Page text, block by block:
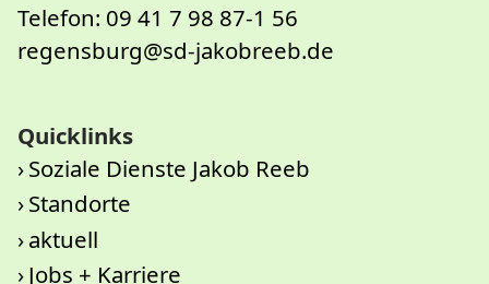
Telefon: 09 41 7 98 87-1 56
regensburg@sd-jakobreeb.de
Quicklinks
Soziale Dienste Jakob Reeb
Standorte
aktuell
Jobs + Karriere